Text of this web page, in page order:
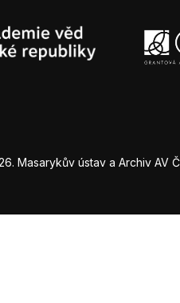
Masarykův ústav a Archiv AV